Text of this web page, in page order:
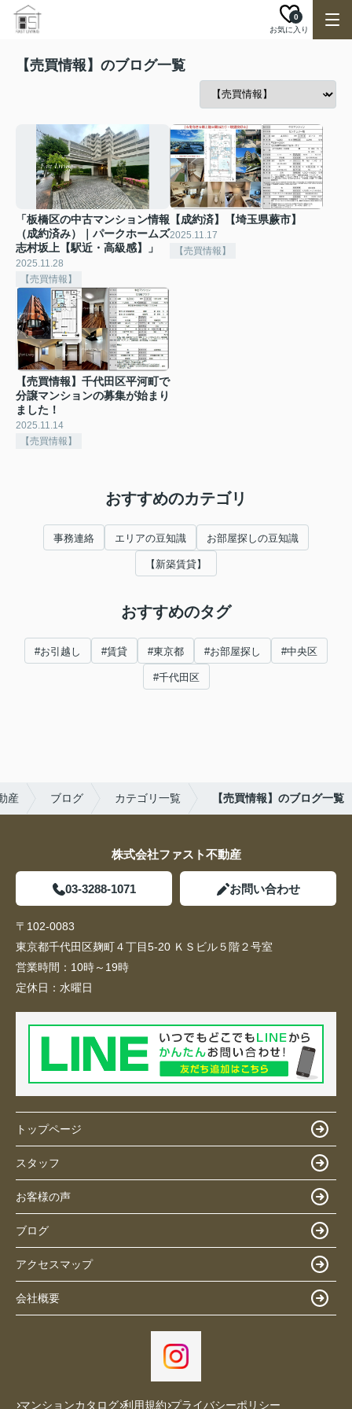
お気に入り
0
【売買情報】のブログ一覧
「板橋区の中古マンション情報
（成約済み）｜パークホームズ
志村坂上【駅近・高級感】」
2025.11.28
【売買情報】
【成約済】【埼玉県蕨市】
2025.11.17
【売買情報】
【売買情報】千代田区平河町で
分譲マンションの募集が始まり
ました！
2025.11.14
【売買情報】
おすすめのカテゴリ
事務連絡 エリアの豆知識 お部屋探しの豆知識
【新築賃貸】
おすすめのタグ
#お引越し #賃貸 #東京都 #お部屋探し #中央区
#千代田区
産 ブログ カテゴリ一覧 【売買情報】のブログ一覧
株式会社ファスト不動産
03-3288-1071 お問い合わせ
〒102-0083
東京都千代田区麹町４丁目5-20 ＫＳビル５階２号室
営業時間： 10時～19時
定休日： 水曜日
トップページ
スタッフ
お客様の声
ブログ
アクセスマップ
会社概要
マンションカタログ 利用規約 プライバシーポリシー